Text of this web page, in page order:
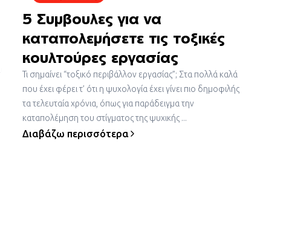
5 Συμβουλες για να
καταπολεμήσετε τις τοξικές
κουλτούρες εργασίας
Τι σημαίνει “τοξικό περιβάλλον εργασίας”; Στα πολλά καλά
που έχει φέρει τ’ ότι η ψυχολογία έχει γίνει πιο δημοφιλής
τα τελευταία χρόνια, όπως για παράδειγμα την
καταπολέμηση του στίγματος της ψυχικής ...
Διαβάζω περισσότερα